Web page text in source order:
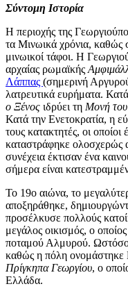
Σύντομη Ιστορία
Η περιοχής της
τα Μινωικά χρόνια, καθώς
μινωικοί τάφοι. Η
αρχαίας ρωμαϊκής
Λάππας (σημερινή
λατρευτικά ευρήματα.
ο Ξένος ιδρύει τη Μονή του
Κατά την Ενετοκρατία, η
τους κατακτητές, οι
καταστράφηκε ολοσχερώς
συνέχεια έκτισαν ένα
σήμερα είναι
Το 19ο αιώνα, το
αποξηράθηκε,
προσέλκυσε πολλούς
μεγάλος οικισμός, ο
ποταμού Αλμυρού.
καθώς η πόλη ονομάστηκε
Πρίγκηπα Γεωργίου, ο
Ελλάδα.